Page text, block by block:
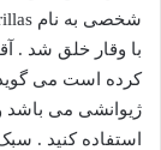
با وقار خلق شد .
کرده است می
ژیوانشی می باشد
استفاده کنید .